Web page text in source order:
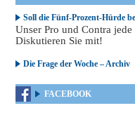
Soll die Fünf-Prozent-Hürde
Unser Pro und Contra jede
Diskutieren Sie mit!
Die Frage der Woche – Archiv
FACEBOOK